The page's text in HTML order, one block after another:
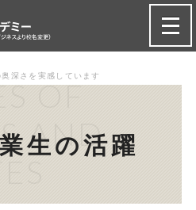
深さを実感しています
OF
AND
生の活躍